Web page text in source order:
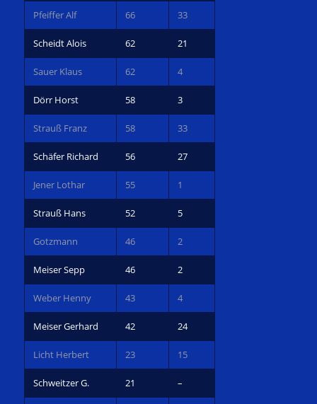
Pfeiffer Alf 66 33
Scheidt Alois 62 21
Sauer Klaus 62 4
Dörr Horst 58 3
Strauß Franz 58 33
Schäfer Richard 56 27
Jener Lothar 55 1
Strauß Hans 52 5
Gotzmann 46 2
Meiser Sepp 46 2
Weber Henny 43 4
Meiser Gerhard 42 24
Licht Herbert 23 15
Schweitzer G. 21 –